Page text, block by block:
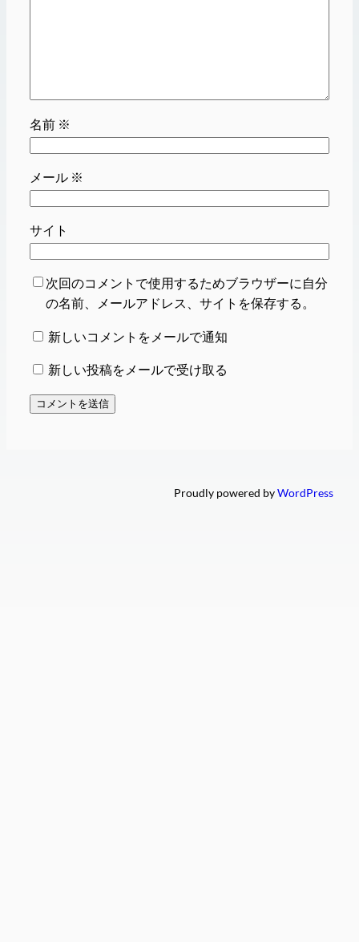
名前 ※
メール ※
サイト
次回のコメントで使用するためブラウザーに自分
の名前、メールアドレス、サイトを保存する。
新しいコメントをメールで通知
新しい投稿をメールで受け取る
Proudly powered byWordPress